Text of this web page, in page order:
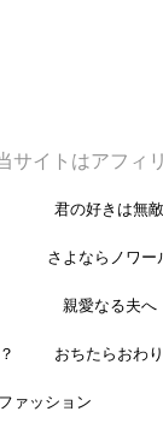
サイトはアフィ
君の好きは無敵
さよならノワー
親愛なる夫へ
おちたらおわり
ァッション